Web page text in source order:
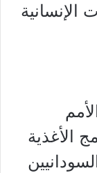
الإنسانية
الأغذية